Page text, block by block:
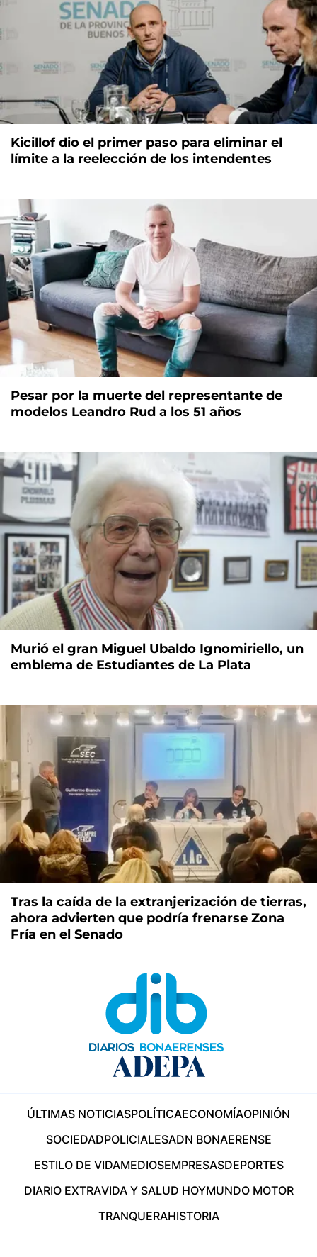
Kicillof dio el primer paso para eliminar el
límite a la reelección de los intendentes
Pesar por la muerte del representante de
modelos Leandro Rud a los 51 años
Murió el gran Miguel Ubaldo Ignomiriello, un
emblema de Estudiantes de La Plata
Tras la caída de la extranjerización de tierras,
ahora advierten que podría frenarse Zona
Fría en el Senado
ÚLTIMAS NOTICIASPOLÍTICAECONOMÍAOPINIÓN
SOCIEDADPOLICIALESADN BONAERENSE
ESTILO DE VIDAMEDIOSEMPRESASDEPORTES
DIARIO EXTRAVIDA Y SALUD HOYMUNDO MOTOR
TRANQUERAHISTORIA